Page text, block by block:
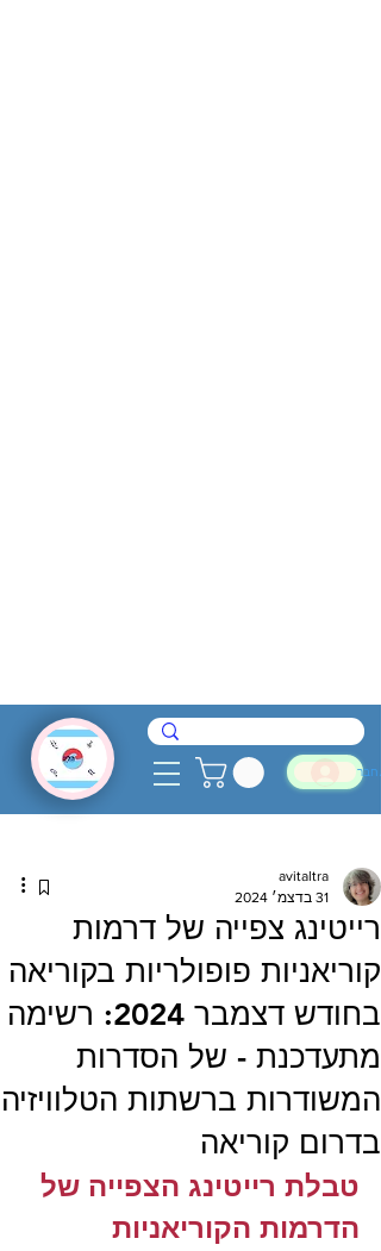
רייטינג צפייה של דרמות
קוריאניות פופולריות בקוריאה
בחודש דצמבר 2024: רשימה
מתעדכנת - של הסדרות
המשודרות ברשתות הטלוויזיה
בדרום קוריאה
avitaltra
31 בדצמ׳ 2024
טבלת רייטינג הצפייה של
הדרמות הקוריאניות